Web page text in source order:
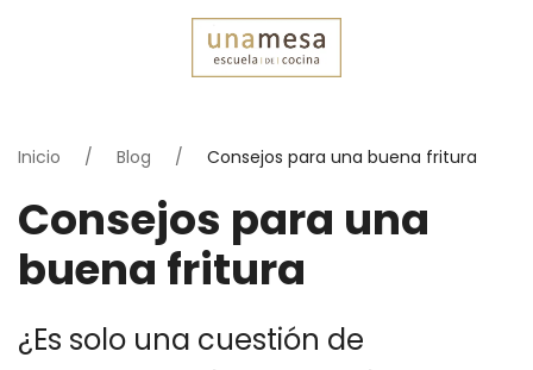
Inicio Blog Consejos para una buena fritura
Consejos para una
buena fritura
¿Es solo una cuestión de